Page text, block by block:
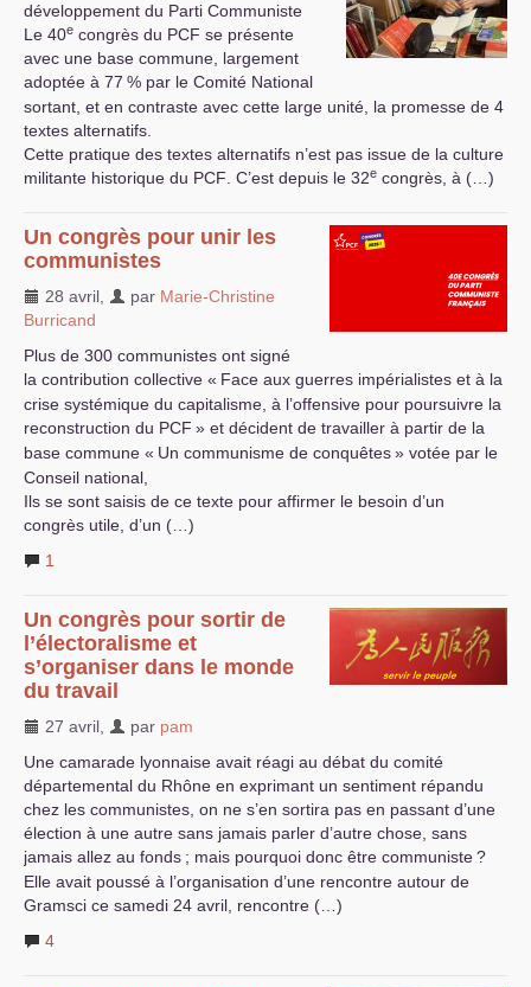
développement du Parti Communiste
Le 40e congrès du PCF se présente
avec une base commune, largement
adoptée à 77 % par le Comité National
sortant, et en contraste avec cette large unité, la promesse de 4
textes alternatifs.
Cette pratique des textes alternatifs n’est pas issue de la culture
militante historique du PCF . C’est depuis le 32e congrès, à (…)
Un congrès pour unir les
communistes
28 avril par Marie-Christine
Burricand
Plus de 300 communistes ont signé
la contribution collective « Face aux guerres impérialistes et à la
crise systémique du capitalisme, à l’offensive pour poursuivre la
reconstruction du PCF » et décident de travailler à partir de la
base commune « Un communisme de conquêtes» votée par le
Conseil national,
Ils se sont saisis de ce texte pour affirmer le besoin d’un
congrès utile, d’un (…)
1
Un congrès pour sortir de
l’électoralisme et
s’organiser dans le monde
du travail
27 avril par pam
Une camarade lyonnaise avait réagi au débat du comité
départemental du Rhône en exprimant un sentiment répandu
chez les communistes, on ne s’en sortira pas en passant d’une
élection à une autre sans jamais parler d’autre chose, sans
jamais allez au fonds ; mais pourquoi donc être communiste?
Elle avait poussé à l’organisation d’une rencontre autour de
Gramsci ce samedi 24 avril, rencontre (…)
4